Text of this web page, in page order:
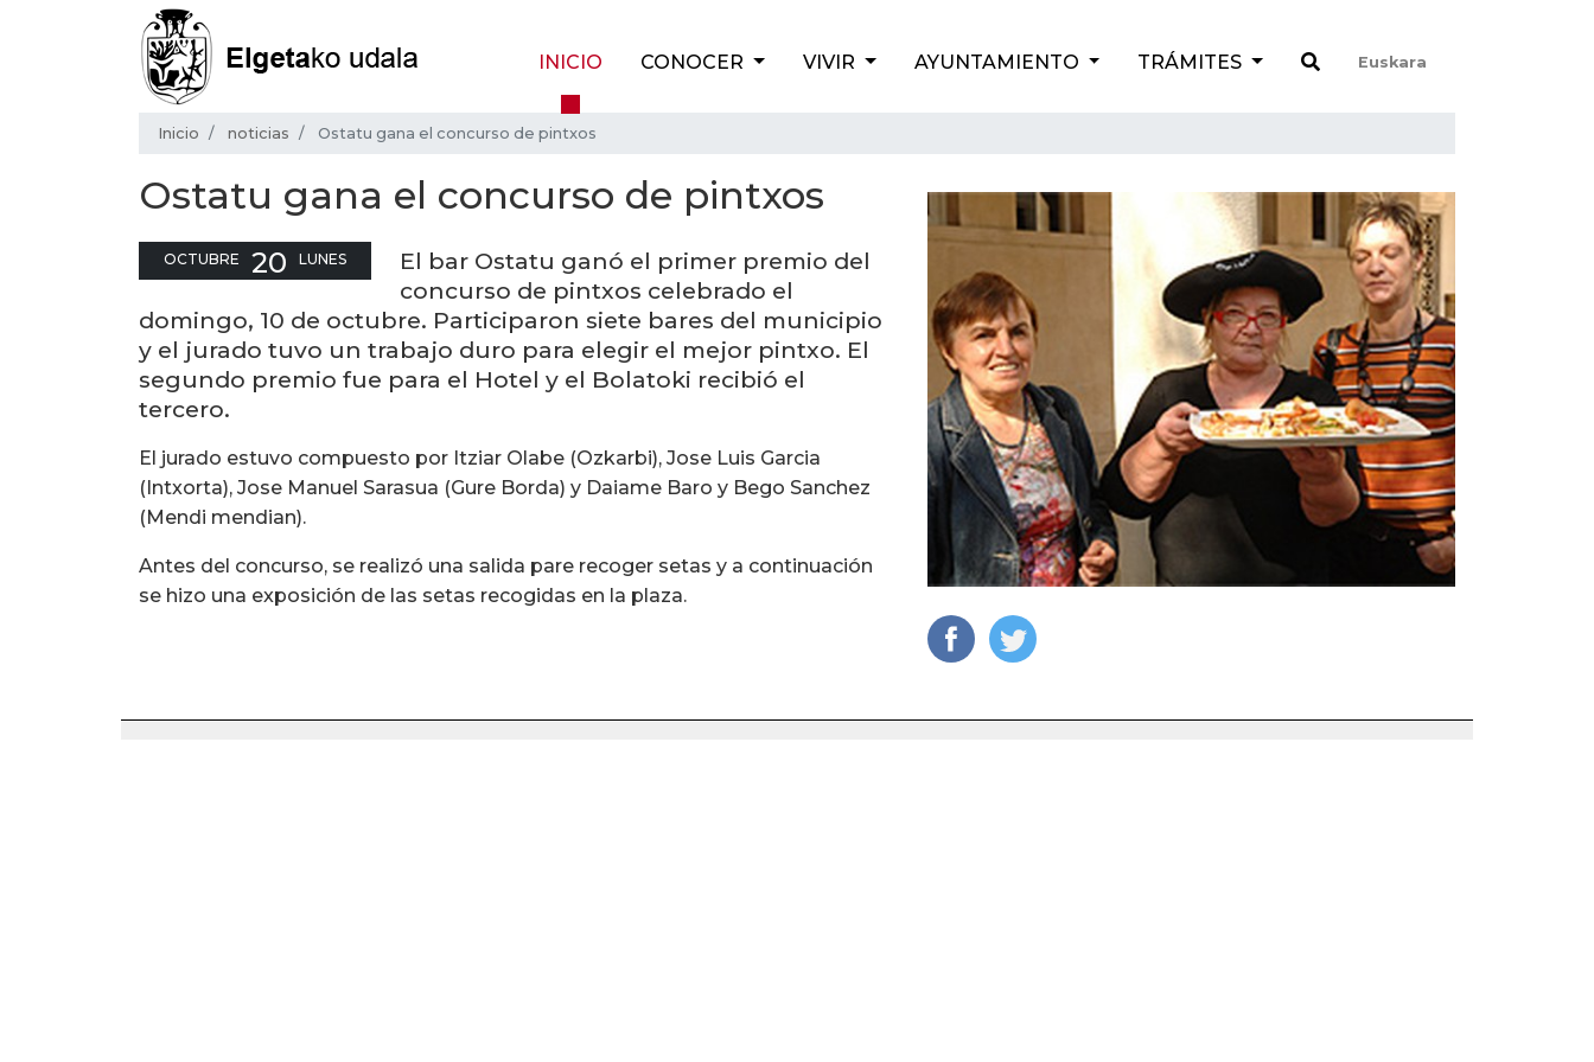
INICIO CONOCER VIVIR AYUNTAMIENTO TRÁMITES Euskara
Inicio noticias Ostatu gana el concurso de pintxos
Ostatu gana el concurso de pintxos
OCTUBRE 20 LUNES
El bar Ostatu ganó el primer premio del
concurso de pintxos celebrado el
domingo, 10 de octubre. Participaron siete bares del municipio
y el jurado tuvo un trabajo duro para elegir el mejor pintxo. El
segundo premio fue para el Hotel y el Bolatoki recibió el
tercero.
El jurado estuvo compuesto por Itziar Olabe (Ozkarbi), Jose Luis Garcia
(Intxorta), Jose Manuel Sarasua (Gure Borda) y Daiame Baro y Bego Sanchez
(Mendi mendian).
Antes del concurso, se realizó una salida pare recoger setas y a continuación
se hizo una exposición de las setas recogidas en la plaza.